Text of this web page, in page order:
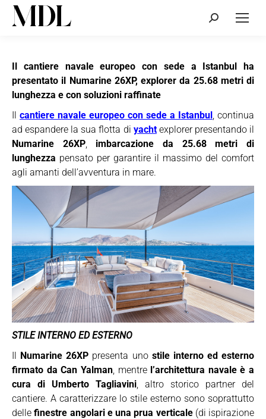
Cerca:
Il cantiere navale europeo con sede a Istanbul ha
presentato il Numarine 26XP, explorer da 25.68 metri di
lunghezza e con soluzioni raffinate
Il cantiere navale europeo con sede a Istanbul, continua
ad espandere la sua flotta di yachtexplorer presentando il
Numarine 26XP, imbarcazione da 25.68 metri di
lunghezza pensato per garantire il massimo del comfort
agli amanti dell’avventura in mare.
STILE INTERNO ED ESTERNO
Il Numarine 26XP presenta uno stile interno ed esterno
firmato da Can Yalman, mentre l’architettura navale è a
cura di Umberto Tagliavini , altro storico partner del
cantiere. A caratterizzare lo stile esterno sono soprattutto
dellefinestre angolari e una prua verticale(di ispirazione